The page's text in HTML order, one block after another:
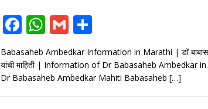
F
ac
e
b
W
h
at
s
G
m
ai
l
h
ar
e
Babasaheb Ambedkar Information in Marathi | डॉ
यांची माहिती | Information of Dr Babasaheb Ambedkar
Dr Babasaheb Ambedkar Mahiti Babasaheb […]